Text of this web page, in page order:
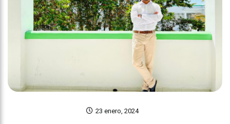
23 enero, 2024